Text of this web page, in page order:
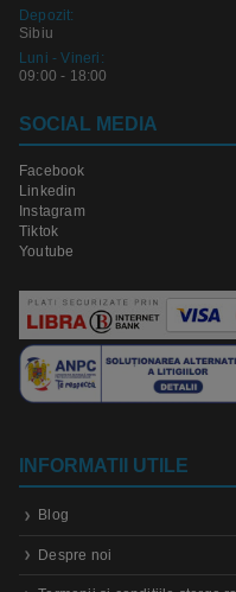
Depozit:
Sibiu
Luni - Vineri:
09:00 - 18:00
SOCIAL MEDIA
Facebook
Linkedin
Instagram
Tiktok
Youtube
INFORMATII UTILE
Blog
Despre noi